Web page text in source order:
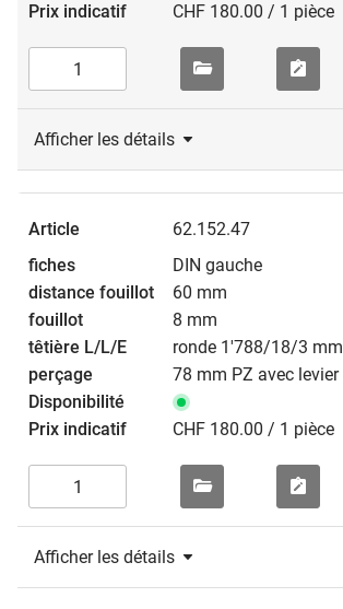
CHF 180.00 / 1 pièce
Afficher les détails
62.152.47
DIN gauche
60 mm
8 mm
ronde 1'788/18/3 mm
78 mm PZ avec levier
CHF 180.00 / 1 pièce
Afficher les détails